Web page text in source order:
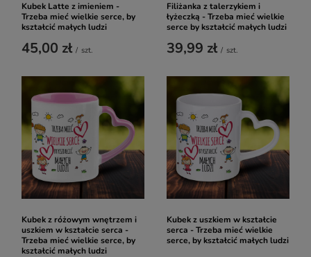
Kubek Latte z imieniem -
Trzeba mieć wielkie serce, by
kształcić małych ludzi
45,00 zł / szt.
Filiżanka z talerzykiem i
łyżeczką - Trzeba mieć wielkie
serce by kształcić małych ludzi
39,99 zł / szt.
Kubek z różowym wnętrzem i
uszkiem w kształcie serca -
Trzeba mieć wielkie serce, by
kształcić małych ludzi
Kubek z uszkiem w kształcie
serca - Trzeba mieć wielkie
serce, by kształcić małych ludzi